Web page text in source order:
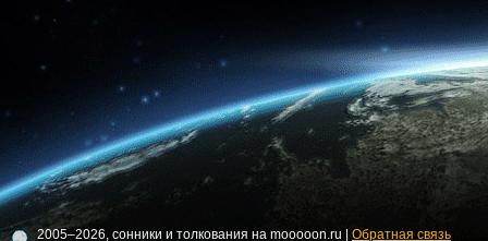
2005–2026, сонники и толкования на mooooon.ru | Обратная связь